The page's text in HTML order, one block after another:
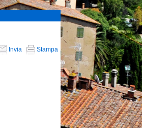
Invia
Stampa